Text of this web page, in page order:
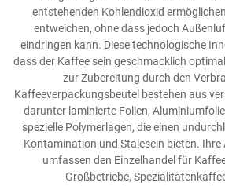
entstehenden Kohlendioxid
entweichen, ohne dass jedoch
eindringen kann. Diese technologische
dass der Kaffee sein geschmacklich
zur Zubereitung durch den
Kaffeeverpackungsbeutel bestehen aus
darunter laminierte Folien,
spezielle Polymerlagen, die einen
Kontamination und Stalesein bieten.
umfassen den Einzelhandel für
Großbetriebe,